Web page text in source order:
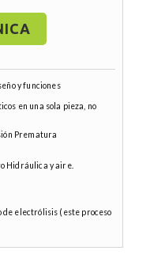
y funciones
en una sola pieza, no
Prematura
Hidráulica y aire.
de electrólisis (este proceso